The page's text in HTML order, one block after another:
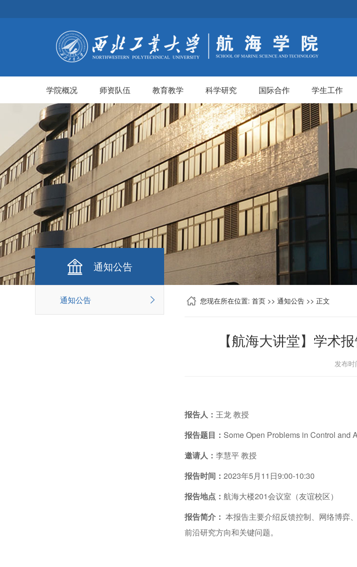
学院概况 师资队伍 教育教学 科学研究 国际合作 学生工作
通知公告
通知公告 您现在所在位置: 首页 >> 通知公告 >> 正文
【航海大讲堂】学术
发布
报告人： 王龙教授
报告题目： Some Open Problems in Control and
邀请人： 李慧平教授
报告时间： 2023年5月11日9:00-10:30
报告地点： 航海大楼201会议室（友谊校区）
报告简介： 本报告主要介绍反馈控制、网络博弈
前沿研究方向和关键问题。